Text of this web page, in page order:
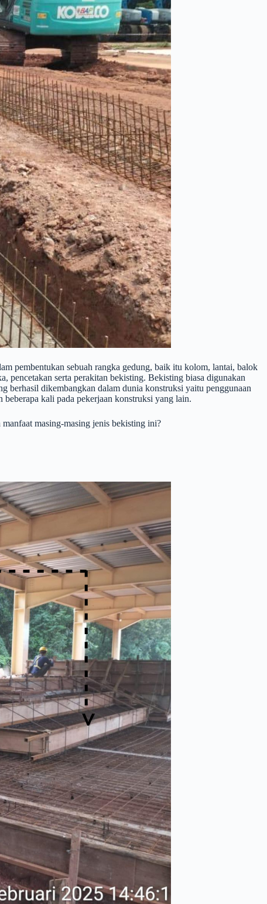
pembentukan sebuah rangka gedung, baik itu kolom, lantai, balok
pencetakan serta perakitan bekisting. Bekisting biasa digunakan
berhasil dikembangkan dalam dunia konstruksi yaitu penggunaan
kali pada pekerjaan konstruksi yang lain.
masing-masing jenis bekisting ini?